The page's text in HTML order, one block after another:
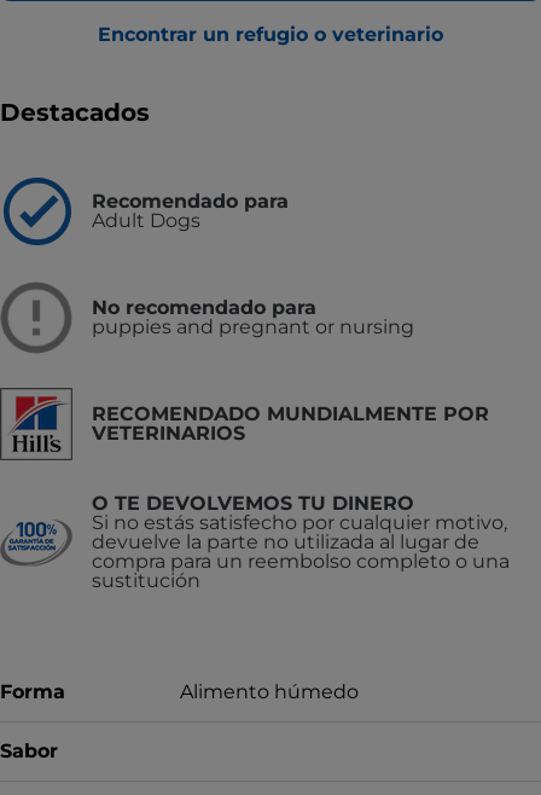
Encontrar un refugio o veterinario
Destacados
Recomendado para
Adult Dogs
No recomendado para
puppies and pregnant or nursing
RECOMENDADO MUNDIALMENTE POR
VETERINARIOS
O TE DEVOLVEMOS TU DINERO
Si no estás satisfecho por cualquier motivo,
devuelve la parte no utilizada al lugar de
compra para un reembolso completo o una
sustitución
Forma Alimento húmedo
Sabor